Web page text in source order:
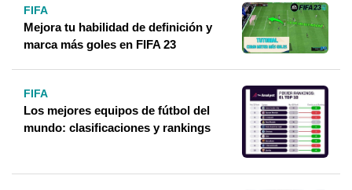
FIFA
Mejora tu habilidad de definición y
marca más goles en FIFA 23
FIFA
Los mejores equipos de fútbol del
mundo: clasificaciones y rankings